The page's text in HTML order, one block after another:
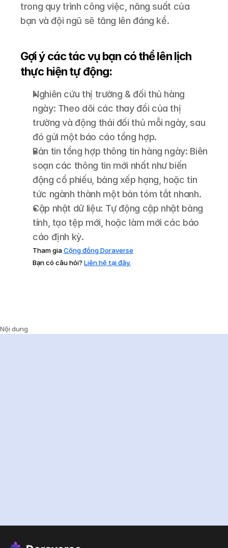
trong quy trình công việc, năng suất của
bạn và đội ngũ sẽ tăng lên đáng kể.
Gợi ý các tác vụ bạn có thể lên lịch
thực hiện tự động:
Nghiên cứu thị trường & đối thủ hàng
ngày: Theo dõi các thay đổi của thị
trường và động thái đối thủ mỗi ngày, sau
đó gửi một báo cáo tổng hợp.
Bản tin tổng hợp thông tin hàng ngày: Biên
soạn các thông tin mới nhất như biến
động cổ phiếu, bảng xếp hạng, hoặc tin
tức ngành thành một bản tóm tắt nhanh.
Cập nhật dữ liệu: Tự động cập nhật bảng
tính, tạo tệp mới, hoặc làm mới các báo
cáo định kỳ.
Tham gia Cộng đồng Doraverse
Bạn có câu hỏi? Liên hệ tại đây.
Nội dung